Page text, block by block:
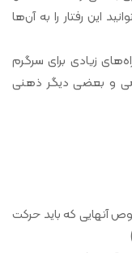
این رفتار را به آن‌ها
زیادی برای سرگرم
و بعضی دیگر ذهنی
آنهایی که باید حرکت